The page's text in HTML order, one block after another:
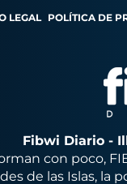
LEGAL POLÍTICA DE
Fibwi Diario -
con poco,
de las Islas, la